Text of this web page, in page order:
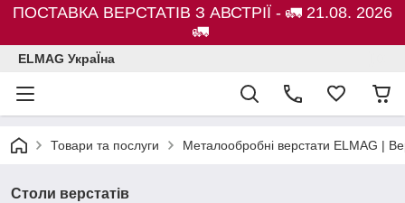
ПОСТАВКА ВЕРСТАТІВ З АВСТРІЇ - 🚛 21.08. 2026
🚛
ELMAG УкраЇна
Товари та послуги Металообробні верстати ELMAG |
Столи верстатів